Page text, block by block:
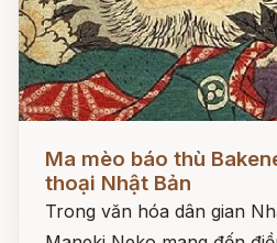
Ma mèo báo thù
thoại Nhật Bản
Trong văn hóa dân gian